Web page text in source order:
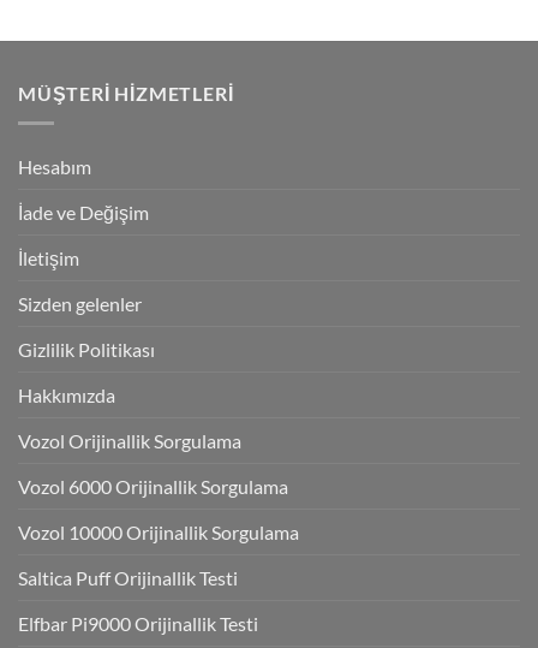
MÜŞTERI HIZMETLERI
Hesabım
İade ve Değişim
İletişim
Sizden gelenler
Gizlilik Politikası
Hakkımızda
Vozol Orijinallik Sorgulama
Vozol 6000 Orijinallik Sorgulama
Vozol 10000 Orijinallik Sorgulama
Saltica Puff Orijinallik Testi
Elfbar Pi9000 Orijinallik Testi